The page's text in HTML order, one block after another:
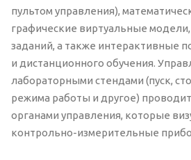
пультом управления),
графические виртуальные
заданий, а также интерактивные
и дистанционного обучения.
лабораторными стендами (пуск,
режима работы и другое)
органами управления, которые
контрольно-измерительные